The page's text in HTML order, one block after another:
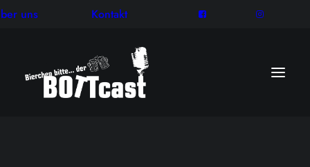
uns Kontakt